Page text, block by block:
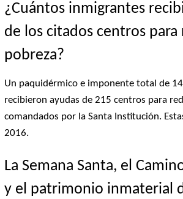
¿Cuántos inmigrantes
de los citados centros para
pobreza?
Un paquidérmico e imponente total de
recibieron ayudas de 215 centros para
comandados por la Santa Institución.
2016.
La Semana Santa, el
y el patrimonio inmaterial